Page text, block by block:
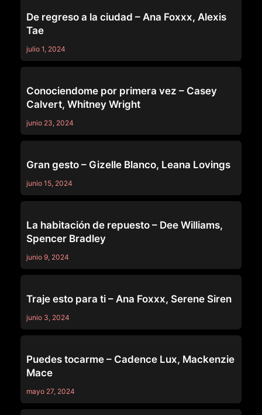
De regreso a la ciudad – Ana Foxxx, Alexis
Tae
julio 1, 2024
Conociendome por primera vez – Casey
Calvert, Whitney Wright
junio 23, 2024
Gran gesto – Gizelle Blanco, Leana Lovings
junio 15, 2024
La habitación de repuesto – Dee Williams,
Spencer Bradley
junio 9, 2024
Traje esto para ti – Ana Foxxx, Serene Siren
junio 3, 2024
Puedes tocarme – Cadence Lux, Mackenzie
Mace
mayo 27, 2024